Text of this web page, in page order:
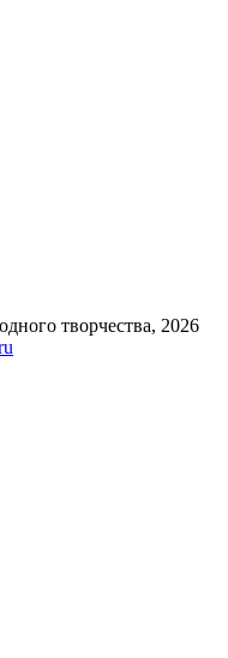
творчества, 2026